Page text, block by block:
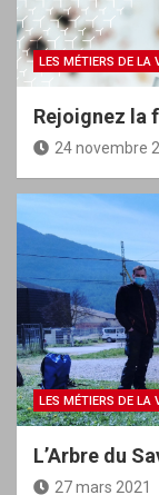
LES MÉTIERS DE LA
Rejoignez la
24 novembre
LES MÉTIERS DE LA
L’Arbre du
27 mars 2021